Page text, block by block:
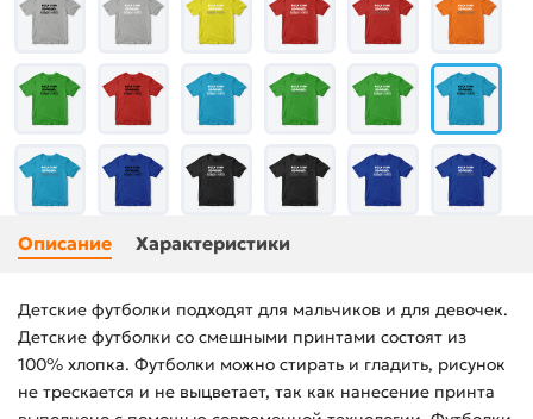
Описание Характеристики
Детские футболки подходят для мальчиков и для девочек.
Детские футболки со смешными принтами состоят из
100% хлопка. Футболки можно стирать и гладить, рисунок
не трескается и не выцветает, так как нанесение принта